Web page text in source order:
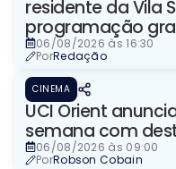
residente da Vila
programação
imersivo
06/08/2026 às 16:30
PorRedação
CINEMA
UCI Orient
semana com
06/08/2026 às 09:00
PorRobson Cobain